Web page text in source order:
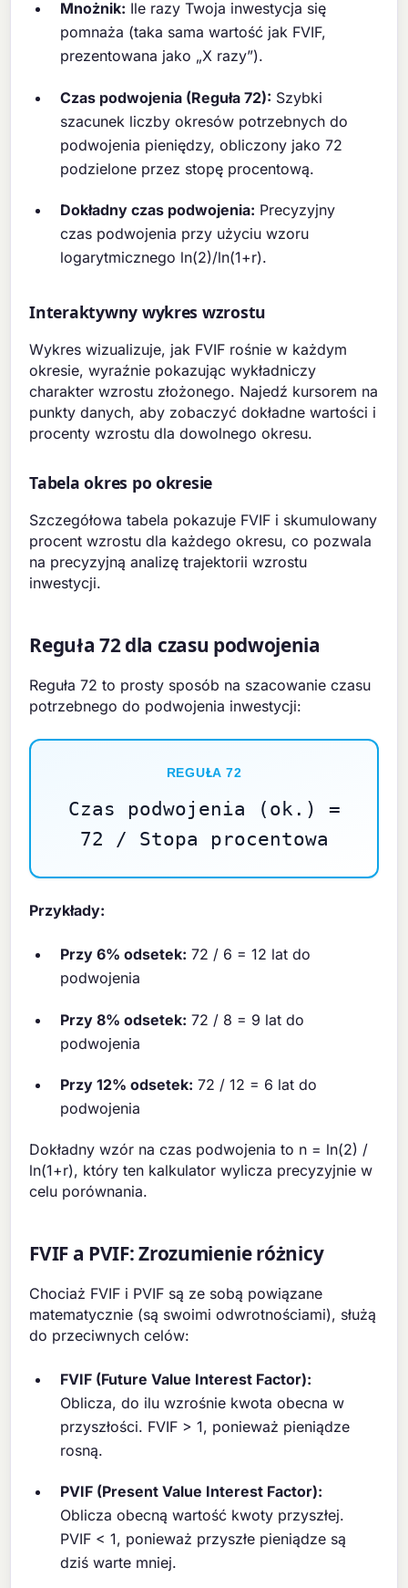
Mnożnik: Ile razy Twoja inwestycja się
pomnaża (taka sama wartość jak FVIF,
prezentowana jako „X razy”).
Czas podwojenia (Reguła 72): Szybki
szacunek liczby okresów potrzebnych do
podwojenia pieniędzy, obliczony jako 72
podzielone przez stopę procentową.
Dokładny czas podwojenia: Precyzyjny
czas podwojenia przy użyciu wzoru
logarytmicznego ln(2)/ln(1+r).
Interaktywny wykres wzrostu
Wykres wizualizuje, jak FVIF rośnie w każdym
okresie, wyraźnie pokazując wykładniczy
charakter wzrostu złożonego. Najedź kursorem na
punkty danych, aby zobaczyć dokładne wartości i
procenty wzrostu dla dowolnego okresu.
Tabela okres po okresie
Szczegółowa tabela pokazuje FVIF i skumulowany
procent wzrostu dla każdego okresu, co pozwala
na precyzyjną analizę trajektorii wzrostu
inwestycji.
Reguła 72 dla czasu podwojenia
Reguła 72 to prosty sposób na szacowanie czasu
potrzebnego do podwojenia inwestycji:
REGUŁA 72
Czas podwojenia (ok.) =
72 / Stopa procentowa
Przykłady:
Przy 6% odsetek: 72 / 6 = 12 lat do
podwojenia
Przy 8% odsetek: 72 / 8 = 9 lat do
podwojenia
Przy 12% odsetek: 72 / 12 = 6 lat do
podwojenia
Dokładny wzór na czas podwojenia to n = ln(2) /
ln(1+r), który ten kalkulator wylicza precyzyjnie w
celu porównania.
FVIF a PVIF: Zrozumienie różnicy
Chociaż FVIF i PVIF są ze sobą powiązane
matematycznie (są swoimi odwrotnościami), służą
do przeciwnych celów:
FVIF (Future Value Interest Factor):
Oblicza, do ilu wzrośnie kwota obecna w
przyszłości. FVIF > 1, ponieważ pieniądze
rosną.
PVIF (Present Value Interest Factor):
Oblicza obecną wartość kwoty przyszłej.
PVIF < 1, ponieważ przyszłe pieniądze są
dziś warte mniej.